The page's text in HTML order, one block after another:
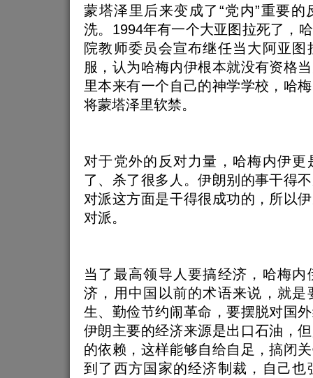
蒙塔泽里后来变成了“党内”重要的
洗。1994年有一个大亚图拉死了，
院教师委员会宣布继任当大阿亚图
服，认为哈梅内伊根本就没有资格
里本来有一个自己的神学学校，哈
将蒙塔泽里软禁。
对于党外的反对力量，哈梅内伊更
了、杀了很多人。伊朗别的事干得
对派这方面是干得很成功的，所以
对派。
当了最高领导人要搞经济，哈梅内
济，用中国以前的术语来说，就是
生、勤俭节约闹革命，要摆脱对国
伊朗主要的经济来源是出口石油，
的依赖，这样能够自给自足，搞闭
到了西方国家的经济制裁，自己也